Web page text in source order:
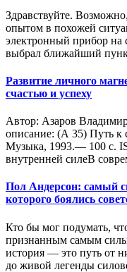
Здравствуйте.
опытом в похожей
электронный прибор на
выбрал ближайший
Развитие личного
счастью и успеху
Автор: Азаров
описание: (А 35) Путь
Музыка, 1993.— 100 с.
внутренней силеВ
Пол Андерсон: самый
которого боялись
Кто бы мог подумать,
признанным самым
история — это путь от
до живой легенды